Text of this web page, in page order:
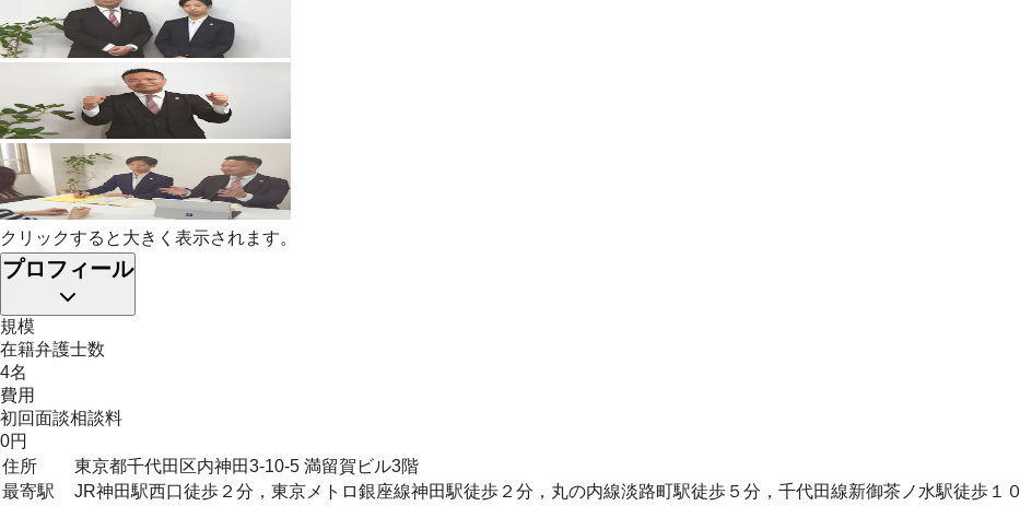
クリックすると大きく表示されます。
プロフィール
規模
在籍弁護士数
4名
費用
初回面談相談料
0円
住所
東京都千代田区内神田3-10-5 満留賀ビル3階
最寄駅
JR神田駅西口徒歩２分，東京メトロ銀座線神田駅徒歩２分，丸の内線淡路町駅徒歩５分，千代田線新御茶ノ水駅徒歩１